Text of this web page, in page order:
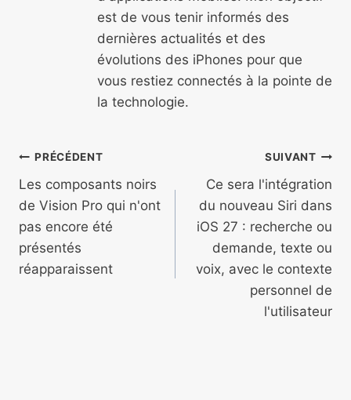
est de vous tenir informés des
dernières actualités et des
évolutions des iPhones pour que
vous restiez connectés à la pointe de
la technologie.
Navigation
de
l’article
PRÉCÉDENT
Les composants noirs
de Vision Pro qui n'ont
pas encore été
présentés
réapparaissent
SUIVANT
Ce sera l'intégration
du nouveau Siri dans
iOS 27 : recherche ou
demande, texte ou
voix, avec le contexte
personnel de
l'utilisateur